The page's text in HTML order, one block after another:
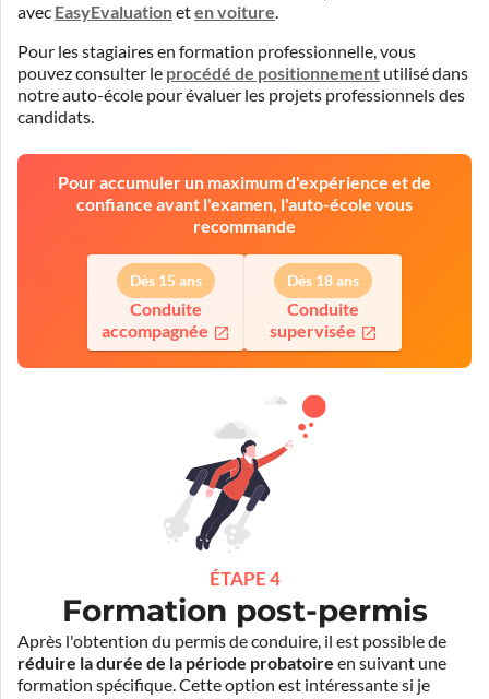
avec EasyEvaluationeten voiture.
Pour les stagiaires en formation professionnelle, vous
pouvez consulter le procédé de positionnement utilisé dans
notre auto-école pour évaluer les projets professionnels des
candidats.
Pour accumuler un maximum d'expérience et de
confiance avant l'examen, l'auto-école vous
recommande
Dès 15 ans
Conduite
accompagnée
Dès 18 ans
Conduite
supervisée
ÉTAPE 4
Formation post-permis
Après l'obtention du permis de conduire, il est possible de
réduire la durée de la période probatoire en suivant une
formation spécifique. Cette option est intéressante si je